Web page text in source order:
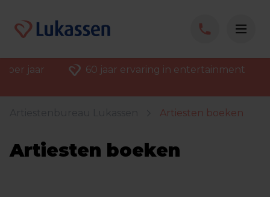
per jaar 60 jaar ervaring in entertainment
Artiesten boeken
Artiesten boeken